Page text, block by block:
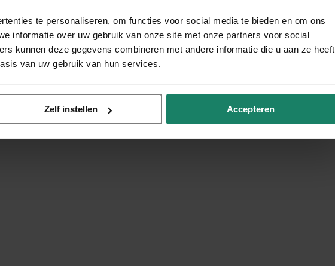
te personaliseren, om functies voor social media te bieden en om ons
informatie over uw gebruik van onze site met onze partners voor social
kunnen deze gegevens combineren met andere informatie die u aan ze heeft
van uw gebruik van hun services.
Zelf instellen Accepteren